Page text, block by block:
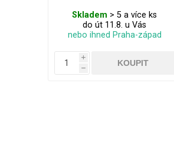
Skladem > 5 a více ks
do út 11.8. u Vás
nebo ihned Praha-západ
i
h